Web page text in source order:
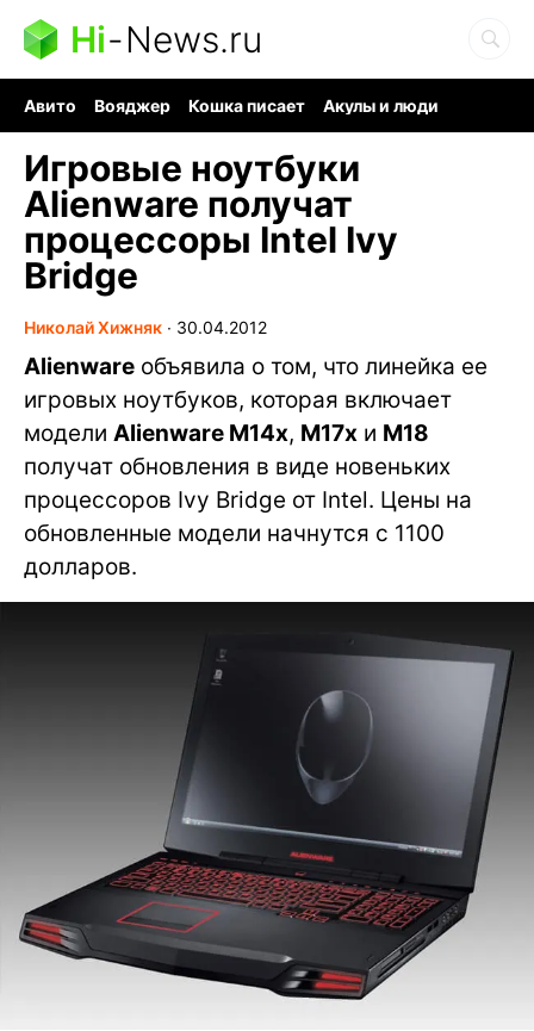
Hi-News.ru
Авито Вояджер Кошка писает
Акулы и люди
Игровые ноутбуки
Alienware получат
процессоры Intel Ivy
Bridge
Николай Хижняк ∙ 30.04.2012
Alienware объявила о том, что линейка ее
игровых ноутбуков, которая включает
модели Alienware M14x, M17x и M18
получат обновления в виде новеньких
процессоров Ivy Bridge от Intel. Цены на
обновленные модели начнутся с 1100
долларов.